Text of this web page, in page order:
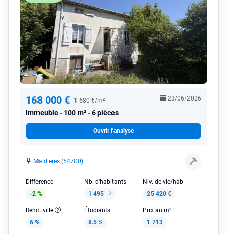
168 000 € 1 680 €/m²
Immeuble 100 m² - 6 pièces
23/06/2026
Ouvrir l'analyse
Maidieres (54700)
Différence
-2 %
Nb. d'habitants
1 495
Niv. de vie/hab
25 420 €
Rend. ville
6 %
Étudiants
8.5 %
Prix au m²
1 713